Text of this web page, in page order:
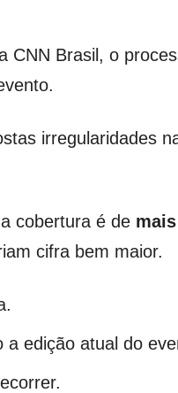
CNN Brasil, o
irregularidades
cobertura é de
cifra bem maior.
edição atual do